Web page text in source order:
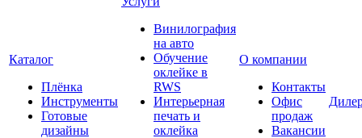
Каталог
Плёнка
Инструменты
Готовые
дизайны
Винилография
на авто
Обучение
оклейке в
RWS
Интерьерная
печать и
оклейка
О компании
Контакты
Офис
продаж
Вакансии